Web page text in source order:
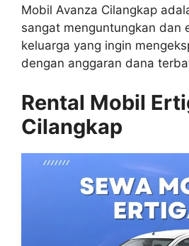
Mobil Avanza Cilangkap
sangat menguntungkan dan
keluarga yang ingin
dengan anggaran dana
Rental Mobil
Cilangkap